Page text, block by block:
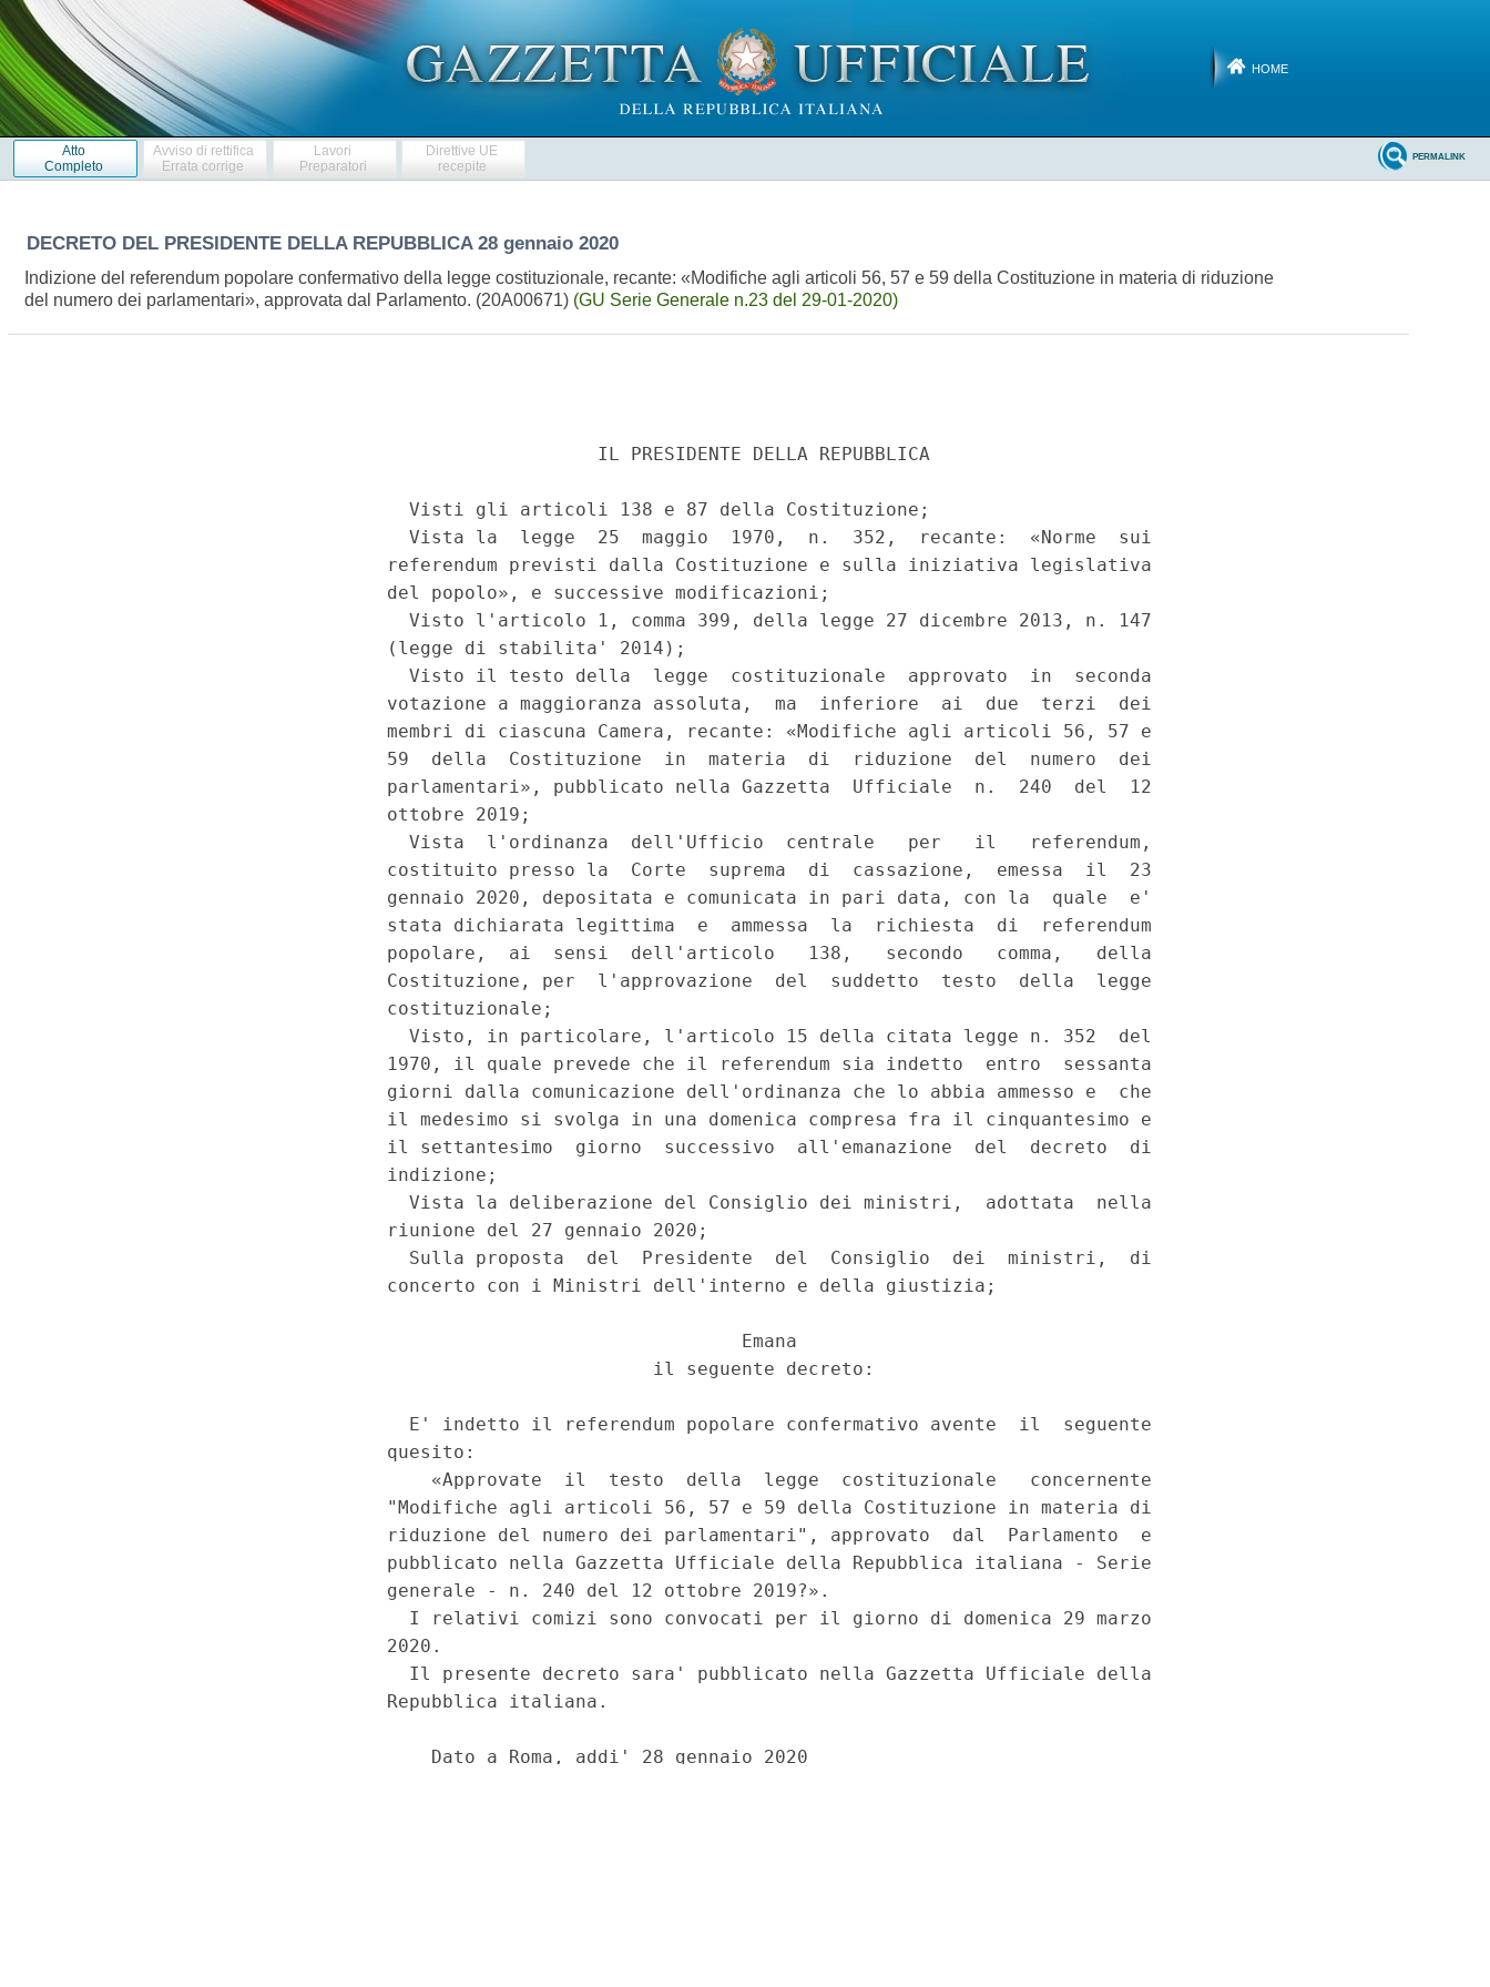
HOME
Atto
Completo
Avviso di rettifica
Errata corrige
Lavori
Preparatori
Direttive UE
recepite
PERMALINK
DECRETO DEL PRESIDENTE DELLA REPUBBLICA 28 gennaio 2020
Indizione del referendum popolare confermativo della legge costituzionale, recante: «Modifiche agli articoli 56, 57 e 59 della Costituzione in materia di riduzione
del numero dei parlamentari», approvata dal Parlamento. (20A00671) (GU Serie Generale n.23 del 29-01-2020)